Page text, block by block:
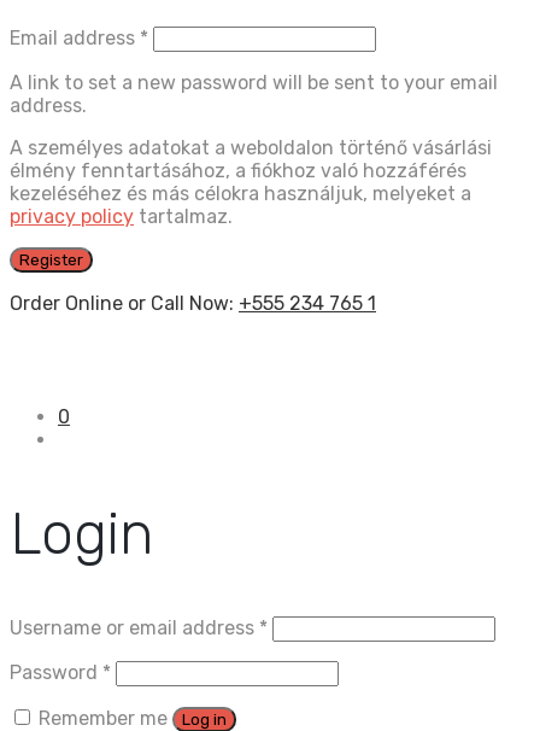
Email address *
A link to set a new password will be sent to your email
address.
A személyes adatokat a weboldalon történő vásárlási
élmény fenntartásához, a fiókhoz való hozzáférés
kezeléséhez és más célokra használjuk, melyeket a
privacy policy tartalmaz.
Register
Order Online or Call Now: +555 234 765 1
0
Login
Username or email address *
Password *
Remember me
Log in